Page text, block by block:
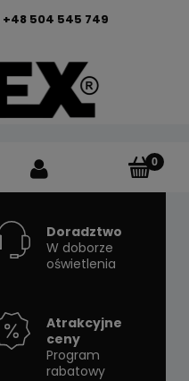
+48 504 545 749
Doradztwo
W doborze
oświetlenia
Atrakcyjne
ceny
Program
rabatowy